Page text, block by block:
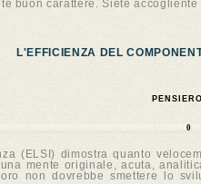
buon carattere. Siete
L'EFFICIENZA DEL
0
(ELSI) dimostra quanto
mente originale, acuta,
non dovrebbe smettere lo